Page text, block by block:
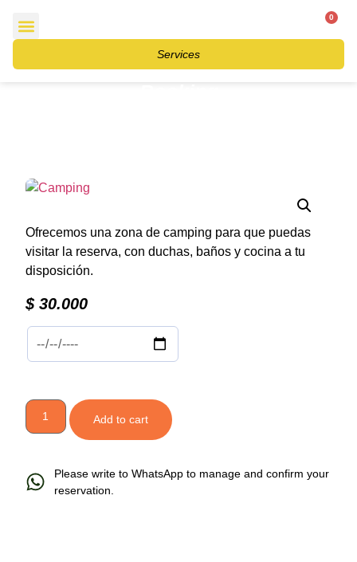
0
Services
Ofrecemos una zona de camping para que puedas
visitar la reserva, con duchas, baños y cocina a tu
disposición.
$30.000
Add to cart
Please write to WhatsApp to manage and confirm your
reservation.